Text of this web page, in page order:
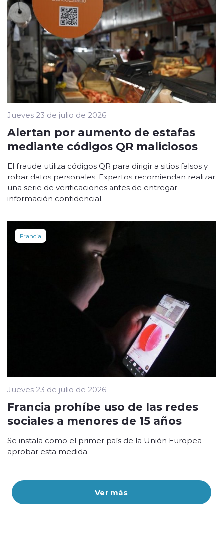
Ver más
Jueves 23 de julio de 2026
Alertan por aumento de estafas
mediante códigos QR maliciosos
El fraude utiliza códigos QR para dirigir a sitios falsos y
robar datos personales. Expertos recomiendan realizar
una serie de verificaciones antes de entregar
información confidencial.
Francia
Jueves 23 de julio de 2026
Francia prohíbe uso de las redes
sociales a menores de 15 años
Se instala como el primer país de la Unión Europea
aprobar esta medida.